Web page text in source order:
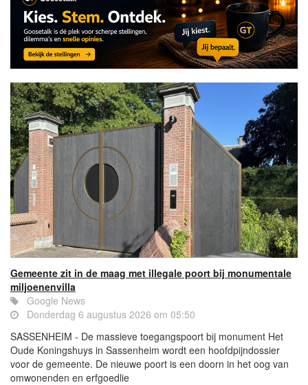
Gemeente zit in de maag met illegale poort bij monumentale
miljoenenvilla
Google News
Donderdag 6 augustus 2026 om 05:50
SASSENHEIM - De massieve toegangspoort bij monument Het
Oude Koningshuys in Sassenheim wordt een hoofdpijndossier
voor de gemeente. De nieuwe poort is een doorn in het oog van
omwonenden en erfgoedlie